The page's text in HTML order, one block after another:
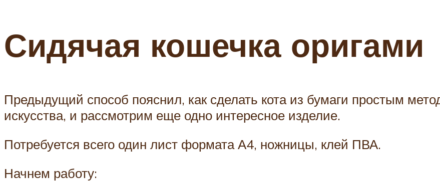
Сидячая кошечка оригами
Предыдущий способ пояснил, как сделать кота из бумаги простым
искусства, и рассмотрим еще одно интересное изделие.
Потребуется всего один лист формата А4, ножницы, клей ПВА.
Начнем работу: